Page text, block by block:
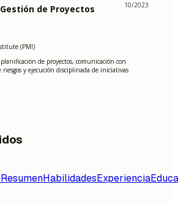
de Proyectos
10/2023
(PMI)
de proyectos, comunicación con
riesgos y ejecución disciplinada de iniciativas
ResumenHabilidadesExperiencia